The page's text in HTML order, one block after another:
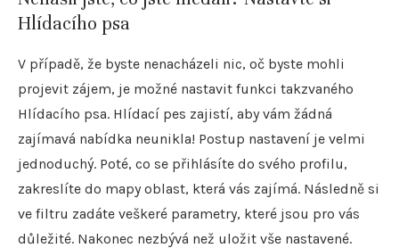
Hlídacího psa
V případě, že byste nenacházeli nic, oč byste mohli
projevit zájem, je možné nastavit funkci takzvaného
Hlídacího psa. Hlídací pes zajistí, aby vám žádná
zajímavá nabídka neunikla! Postup nastavení je velmi
jednoduchý. Poté, co se přihlásíte do svého profilu,
zakreslíte do mapy oblast, která vás zajímá. Následně si
ve filtru zadáte veškeré parametry, které jsou pro vás
důležité. Nakonec nezbývá než uložit vše nastavené.